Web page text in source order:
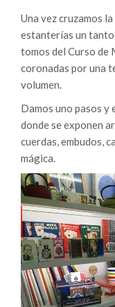
Una vez cruzamos
estanterías un tanto
tomos del Curso de
coronadas por una
volumen.
Damos uno pasos y
donde se exponen
cuerdas, embudos,
mágica.